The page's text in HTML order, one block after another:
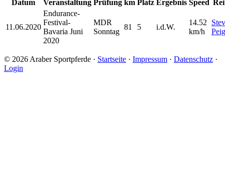
Datum Veranstaltung Prüfung km Platz Ergebnis Speed
11.06.2020
Endurance-
Festival-
Bavaria Juni
2020
MDR
Sonntag
81 5 i.d.W.
14.52
km/h
© 2026 Araber Sportpferde · Startseite · Impressum · Datenschutz ·
Login